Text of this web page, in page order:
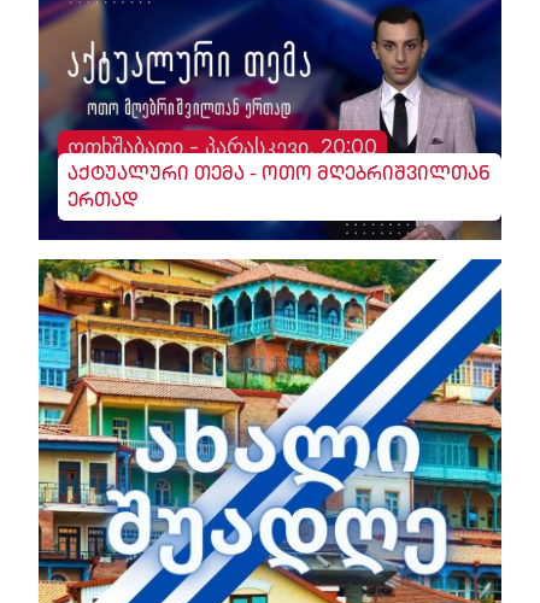
ოთხშაბათი - პარასკევი, 20:00
აქტუალური თემა - ოთო მღებრიშვილთან
ერთად